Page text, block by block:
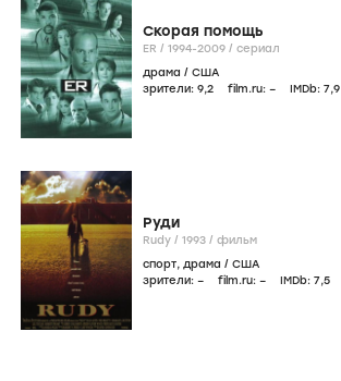
Скорая помощь
ER / 1994-2009 / сериал
драма / США
зрители: 9,2 film.ru: – IMDb: 7,9
Руди
Rudy / 1993 / фильм
спорт, драма / США
зрители: – film.ru: – IMDb: 7,5